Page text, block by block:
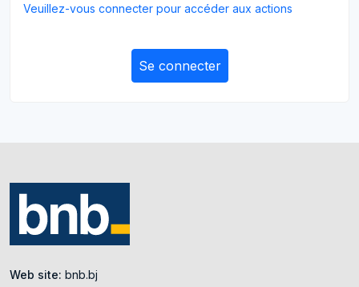
Veuillez-vous connecter pour accéder aux actions
Se connecter
Web site: bnb.bj